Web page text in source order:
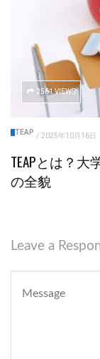
2561 VIEWS
TEAP / 2025年10月16日
TEAPとは？
の全貌
Leave a